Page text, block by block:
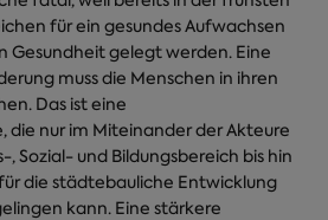
für ein gesundes Aufwachsen
Gesundheit gelegt werden. Eine
muss die Menschen in ihren
Das ist eine
die nur im Miteinander der Akteure
, Sozial- und Bildungsbereich bis hin
die städtebauliche Entwicklung
kann. Eine stärkere